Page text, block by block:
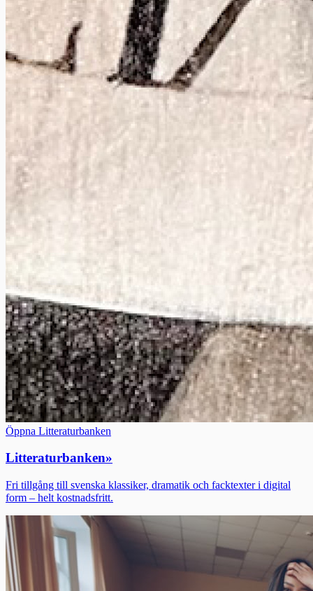
Öppna Litteraturbanken
Litteraturbanken»
Fri tillgång till svenska klassiker, dramatik och facktexter i digital
form – helt kostnadsfritt.